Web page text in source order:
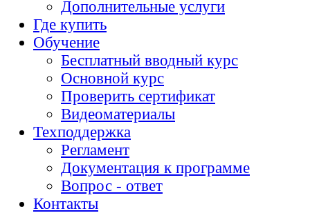
Дополнительные услуги
Где купить
Обучение
Бесплатный вводный курс
Основной курс
Проверить сертификат
Видеоматериалы
Техподдержка
Регламент
Документация к программе
Вопрос - ответ
Контакты